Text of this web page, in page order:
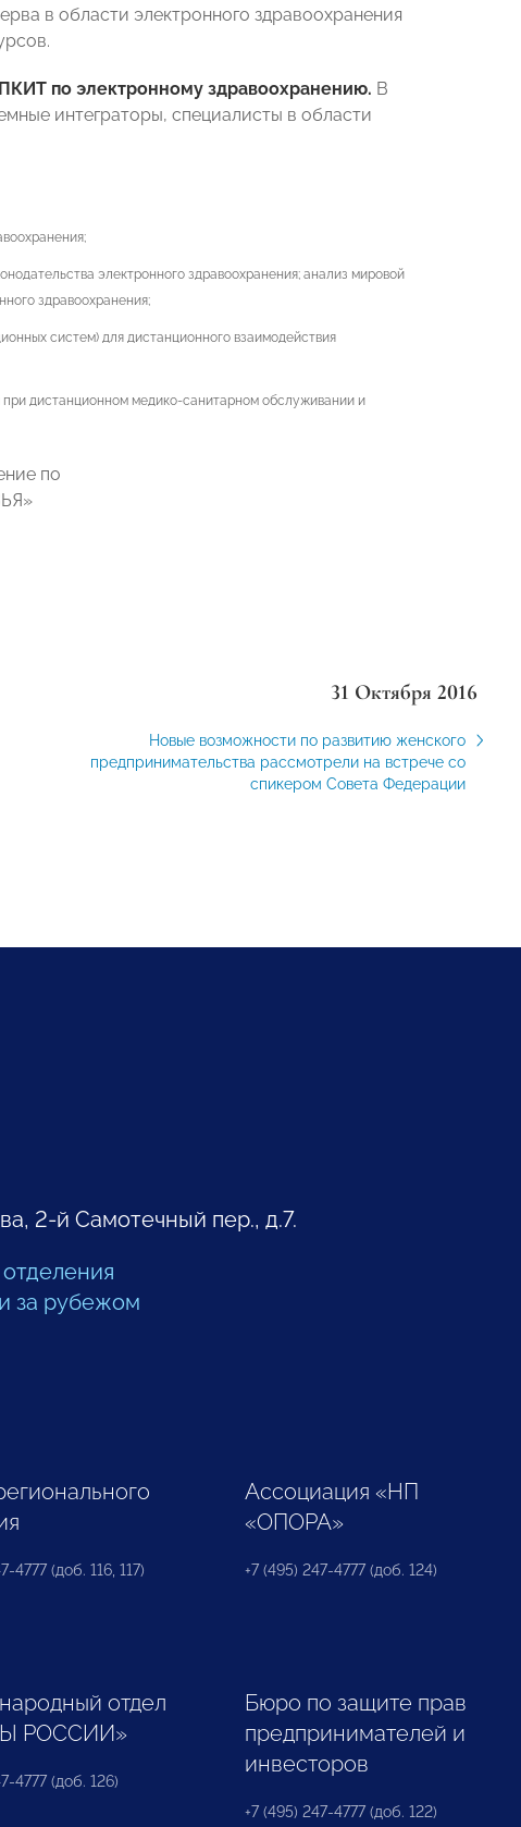
в области электронного здравоохранения
по электронному здравоохранению. В
интеграторы, специалисты в области
электронного здравоохранения; анализ мировой
здравоохранения;
систем) для дистанционного взаимодействия
дистанционном медико-санитарном обслуживании и
31 Октября 2016
Новые возможности по развитию женского
предпринимательства рассмотрели на встрече со
спикером Совета Федерации
2-й Самотечный пер., д.7.
за рубежом
4777 (доб. 116, 117)
Ассоциация «НП
«ОПОРА»
+7 (495) 247-4777 (доб. 124)
отдел
РОССИИ»
4777 (доб. 126)
Бюро по защите прав
предпринимателей и
инвесторов
+7 (495) 247-4777 (доб. 122)